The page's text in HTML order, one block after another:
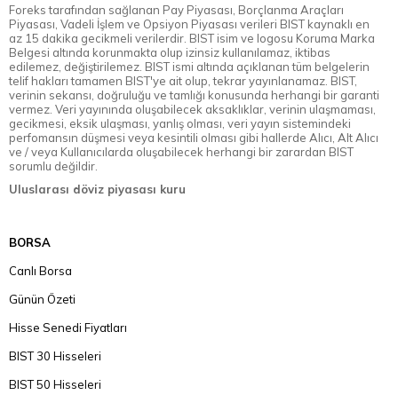
Foreks tarafından sağlanan Pay Piyasası, Borçlanma Araçları
Piyasası, Vadeli İşlem ve Opsiyon Piyasası verileri BIST kaynaklı en
az 15 dakika gecikmeli verilerdir. BIST isim ve logosu Koruma Marka
Belgesi altında korunmakta olup izinsiz kullanılamaz, iktibas
edilemez, değiştirilemez. BIST ismi altında açıklanan tüm belgelerin
telif hakları tamamen BIST'ye ait olup, tekrar yayınlanamaz. BIST,
verinin sekansı, doğruluğu ve tamlığı konusunda herhangi bir garanti
vermez. Veri yayınında oluşabilecek aksaklıklar, verinin ulaşmaması,
gecikmesi, eksik ulaşması, yanlış olması, veri yayın sistemindeki
perfomansın düşmesi veya kesintili olması gibi hallerde Alıcı, Alt Alıcı
ve / veya Kullanıcılarda oluşabilecek herhangi bir zarardan BIST
sorumlu değildir.
Uluslarası döviz piyasası kuru
BORSA
Canlı Borsa
Günün Özeti
Hisse Senedi Fiyatları
BIST 30 Hisseleri
BIST 50 Hisseleri